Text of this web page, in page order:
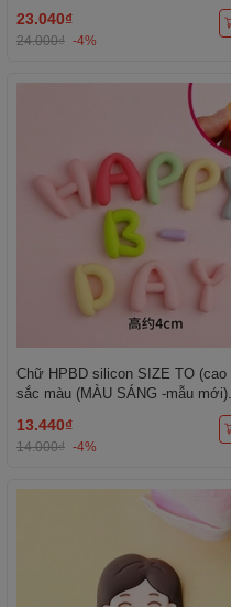
23.040₫
24.000₫ -4%
Chữ HPBD silicon SIZE TO (cao
sắc màu (MÀU SÁNG -mẫu mới).
13.440₫
14.000₫ -4%